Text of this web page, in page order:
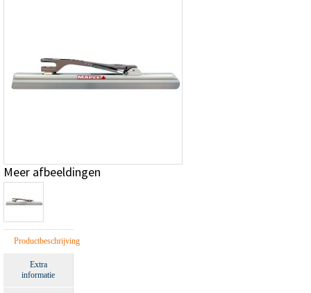
Meer afbeeldingen
Productbeschrijving
Extra
informatie